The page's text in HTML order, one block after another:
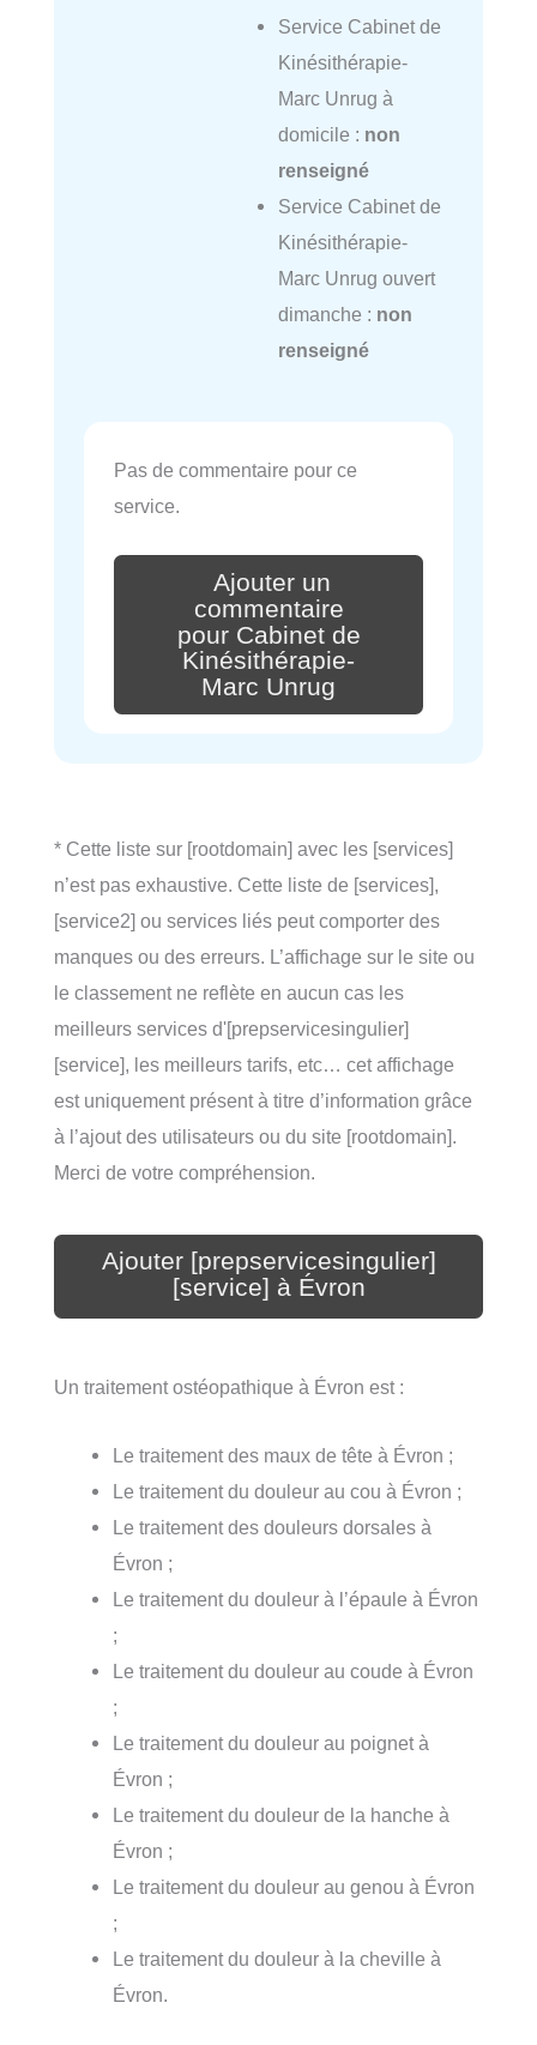
Service Cabinet de
Kinésithérapie-
Marc Unrug à
domicile : non
renseigné
Service Cabinet de
Kinésithérapie-
Marc Unrug ouvert
dimanche : non
renseigné
Pas de commentaire pour ce
service.
Ajouter un
commentaire
pour Cabinet de
Kinésithérapie-
Marc Unrug
* Cette liste sur [rootdomain] avec les [services]
n’est pas exhaustive. Cette liste de [services],
[service2] ou services liés peut comporter des
manques ou des erreurs. L’affichage sur le site ou
le classement ne reflète en aucun cas les
meilleurs services d'[prepservicesingulier]
[service], les meilleurs tarifs, etc… cet affichage
est uniquement présent à titre d’information grâce
à l’ajout des utilisateurs ou du site [rootdomain].
Merci de votre compréhension.
Ajouter [prepservicesingulier]
[service] à Évron
Un traitement ostéopathique à Évron est :
Le traitement des maux de tête à Évron ;
Le traitement du douleur au cou à Évron ;
Le traitement des douleurs dorsales à
Évron ;
Le traitement du douleur à l’épaule à Évron
;
Le traitement du douleur au coude à Évron
;
Le traitement du douleur au poignet à
Évron ;
Le traitement du douleur de la hanche à
Évron ;
Le traitement du douleur au genou à Évron
;
Le traitement du douleur à la cheville à
Évron.